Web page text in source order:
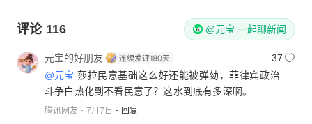
评论 116 @元宝 一起聊新闻
元宝的好朋友
37
@元宝 莎拉民意基础这么好还能被弹劾，菲律宾政治
斗争白热化到不看民意了？这水到底有多深啊。
腾讯网友 7月7日 回复